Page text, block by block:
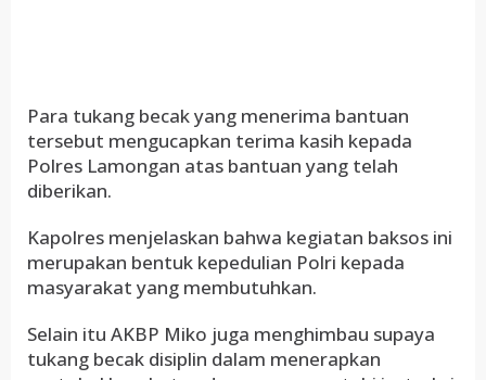
Para tukang becak yang menerima bantuan
tersebut mengucapkan terima kasih kepada
Polres Lamongan atas bantuan yang telah
diberikan.
Kapolres menjelaskan bahwa kegiatan baksos ini
merupakan bentuk kepedulian Polri kepada
masyarakat yang membutuhkan.
Selain itu AKBP Miko juga menghimbau supaya
tukang becak disiplin dalam menerapkan